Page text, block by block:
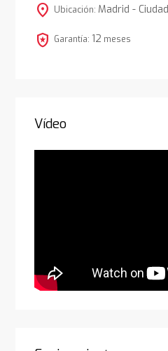
location_on Ubicación: Madrid -
local_police Garantía: 12 meses
Vídeo